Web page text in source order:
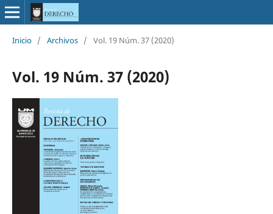
Inicio / Archivos / Vol. 19 Núm. 37 (2020)
Vol. 19 Núm. 37 (2020)